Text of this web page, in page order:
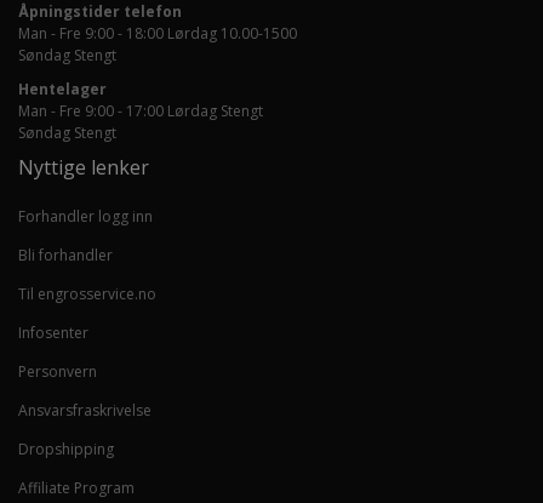
Åpningstider telefon
Man - Fre 9:00 - 18:00 Lørdag 10.00-1500
Søndag Stengt
Hentelager
Man - Fre 9:00 - 17:00 Lørdag Stengt
Søndag Stengt
Nyttige lenker
Forhandler logg inn
Bli forhandler
Til engrosservice.no
Infosenter
Personvern
Ansvarsfraskrivelse
Dropshipping
Affiliate Program